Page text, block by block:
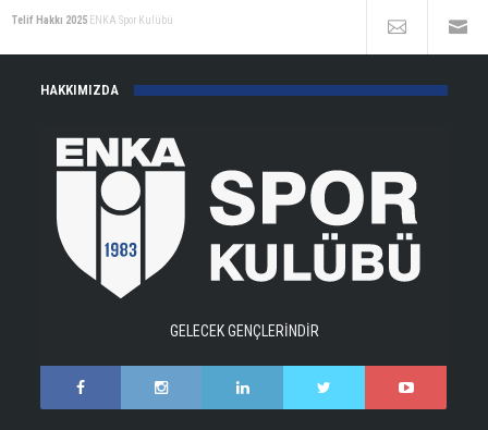
Telif Hakkı 2025 ENKA Spor Kulübü
HAKKIMIZDA
GELECEK GENÇLERİNDİR